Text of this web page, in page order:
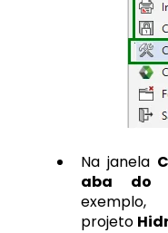
Na janela
aba do
projeto